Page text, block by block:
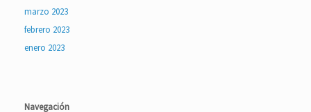
marzo 2023
febrero 2023
enero 2023
Navegación